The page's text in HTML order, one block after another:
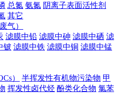
总氮 氨氮 阴离子表面活性剂
其它
气）
滤膜中铅 滤膜中砷 滤膜中硒 滤
铍 滤膜中铁 滤膜中铜 滤膜中锰
）
半挥发性有机物污染物 甲
挥发性卤代烃 酚类化合物 氯苯